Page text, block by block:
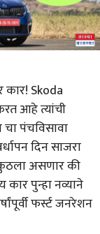
कार! Skoda
आहे त्यांची
चा पंचविसावा
दिन साजरा
कुठला असणार की
कार पुन्हा नव्याने
फर्स्ट जनरेशन